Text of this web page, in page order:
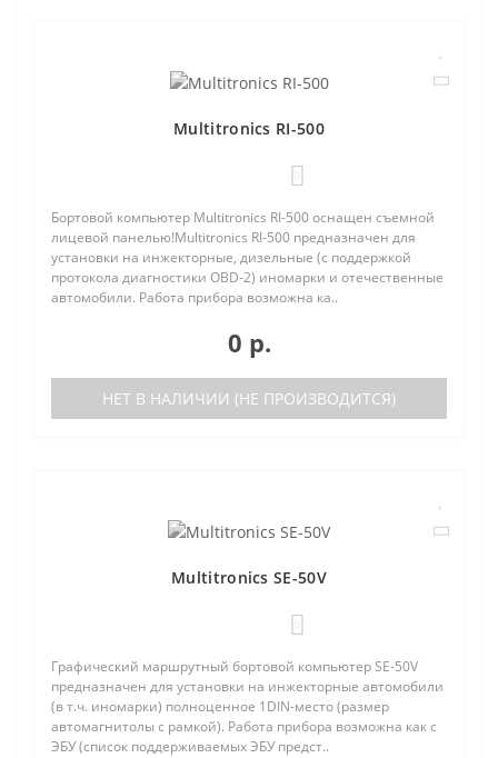
Multitronics RI-500
Бортовой компьютер Multitronics RI-500 оснащен съемной
лицевой панелью!Multitronics RI-500 предназначен для
установки на инжекторные, дизельные (с поддержкой
протокола диагностики OBD-2) иномарки и отечественные
автомобили. Работа прибора возможна ка..
0 р.
НЕТ В НАЛИЧИИ (НЕ ПРОИЗВОДИТСЯ)
Multitronics SE-50V
Графический маршрутный бортовой компьютер SE-50V
предназначен для установки на инжекторные автомобили
(в т.ч. иномарки) полноценное 1DIN-место (размер
автомагнитолы с рамкой). Работа прибора возможна как с
ЭБУ (список поддерживаемых ЭБУ предст..